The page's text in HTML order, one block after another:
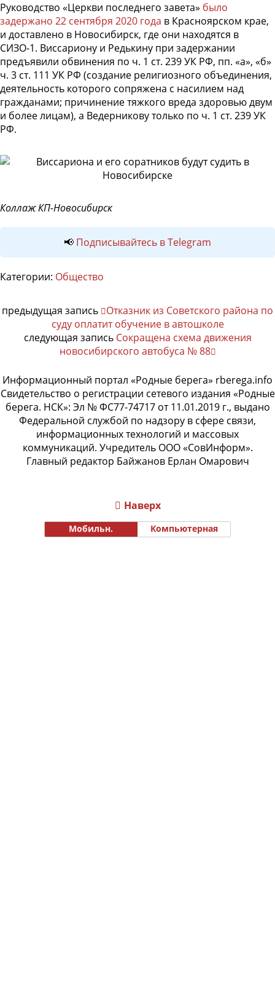
Руководство «Церкви последнего завета» было
задержано 22 сентября 2020 года в Красноярском крае,
и доставлено в Новосибирск, где они находятся в
СИЗО-1. Виссариону и Редькину при задержании
предъявили обвинения по ч. 1 ст. 239 УК РФ, пп. «а», «б»
ч. 3 ст. 111 УК РФ (создание религиозного объединения,
деятельность которого сопряжена с насилием над
гражданами; причинение тяжкого вреда здоровью двум
и более лицам), а Ведерникову только по ч. 1 ст. 239 УК
РФ.
Коллаж КП-Новосибирск
📢 Подписывайтесь в Telegram
Категории: Общество
предыдущая запись
Отказник из Советского района по
суду оплатит обучение в автошколе
следующая запись Сокращена схема движения
новосибирского автобуса № 88
Информационный портал «Родные берега» rberega.info
Свидетельство о регистрации сетевого издания «Родные
берега. НСК»: Эл № ФС77-74717 от 11.01.2019 г., выдано
Федеральной службой по надзору в сфере связи,
информационных технологий и массовых
коммуникаций. Учредитель ООО «СовИнформ».
Главный редактор Байжанов Ерлан Омарович
Наверх
Мобильн. Компьютерная